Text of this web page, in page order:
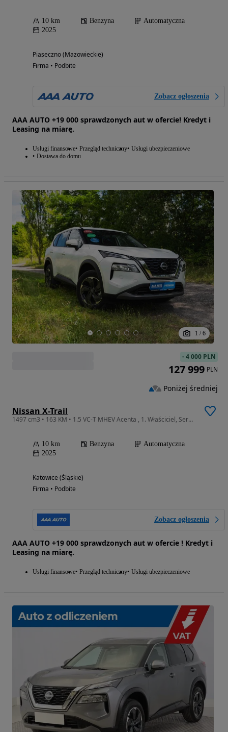
10 km Benzyna
Automatyczna
2025
Piaseczno (Mazowieckie)
Firma • Podbite
Zobacz ogłoszenia
AAA AUTO +19 000 sprawdzonych aut w ofercie! Kredyt i
Leasing na miarę.
Usługi finansowe Przegląd techniczny Usługi ubezpieczeniowe
Dostawa do domu
1 / 6
Nissan X-Trail
1497 cm3 • 163 KM • 1.5 VC-T MHEV Acenta , 1. Właściciel, Serwis ASO, Automat, VAT 23%,
10 km Benzyna
Automatyczna
2025
Katowice (Śląskie)
Firma • Podbite
Zobacz ogłoszenia
AAA AUTO +19 000 sprawdzonych aut w ofercie ! Kredyt i
Leasing na miarę.
Usługi finansowe Przegląd techniczny Usługi ubezpieczeniowe
-4 000 PLN
127 999 PLN
Poniżej średniej